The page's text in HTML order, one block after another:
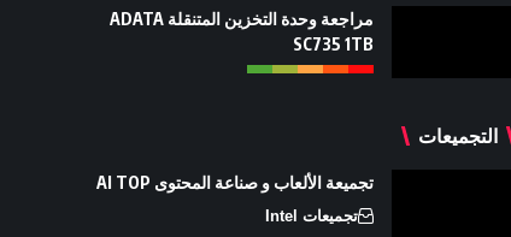
مراجعة وحدة التخزين المتنقلة ADATA
SC735 1TB
التجميعات
تجميعة الألعاب و صناعة المحتوى AI TOP
تجميعات Intel